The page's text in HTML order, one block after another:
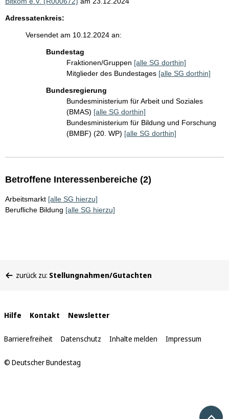
Adressatenkreis:
Versendet am 10.12.2024 an:
Bundestag
Fraktionen/Gruppen [alle SG dorthin]
Mitglieder des Bundestages [alle SG dorthin]
Bundesregierung
Bundesministerium für Arbeit und Soziales
(BMAS) [alle SG dorthin]
Bundesministerium für Bildung und Forschung
(BMBF) (20. WP) [alle SG dorthin]
Betroffene Interessenbereiche (2)
Arbeitsmarkt [alle SG hierzu]
Berufliche Bildung [alle SG hierzu]
befinden
zurück zu: Stellungnahmen/Gutachten
Interne
Links
Hilfe Kontakt Newsletter
Barrierefreiheit Datenschutz Inhalte melden Impressum
© Deutscher Bundestag